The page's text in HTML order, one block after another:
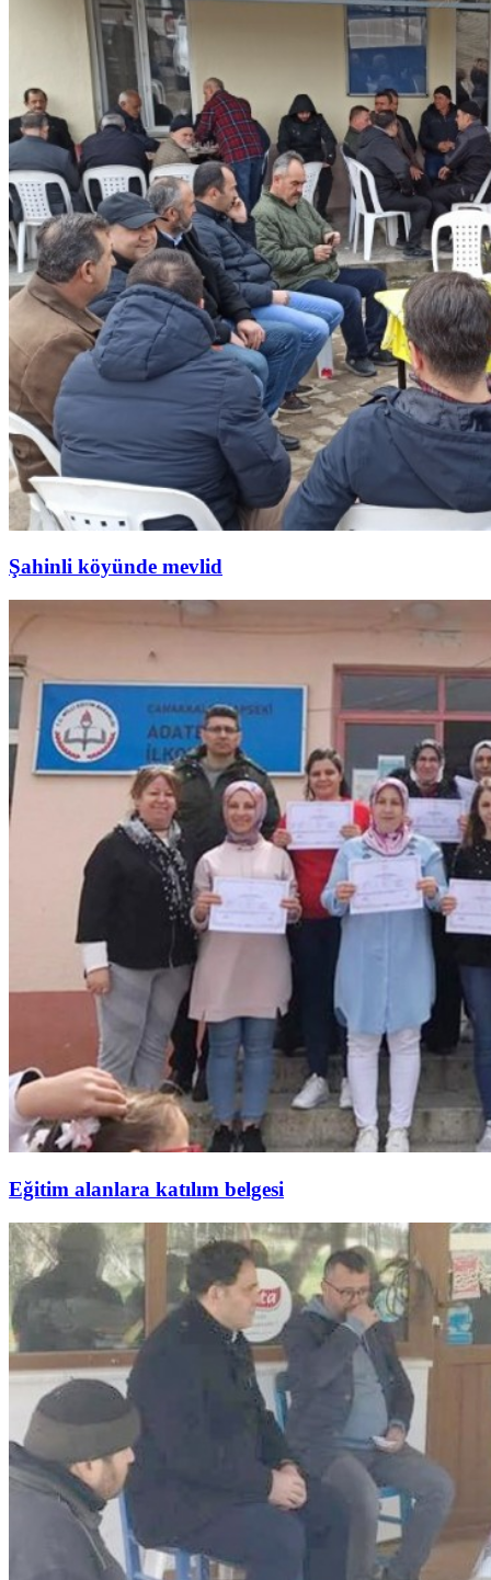
Şahinli köyünde mevlid
Eğitim alanlara katılım belgesi